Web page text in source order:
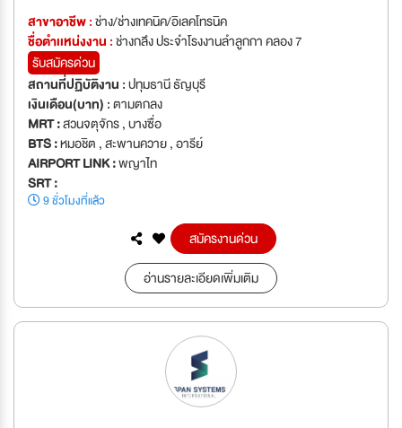
สาขาอาชีพ :ช่าง/ช่างเทคนิค/อิเลคโทรนิค
ชื่อตำเเหน่งงาน :ช่างกลึง ประจำโรงงานลำลูกกา คลอง 7
รับสมัครด่วน
สถานที่ปฏิบัติงาน :ปทุมธานี ธัญบุรี
เงินเดือน(บาท) :ตามตกลง
MRT :สวนจตุจักร , บางซื่อ
BTS :หมอชิต , สะพานควาย , อารีย์
AIRPORT LINK :พญาไท
SRT :
9 ชั่วโมงที่แล้ว
สมัครงานด่วน
อ่านรายละเอียดเพิ่มเติม